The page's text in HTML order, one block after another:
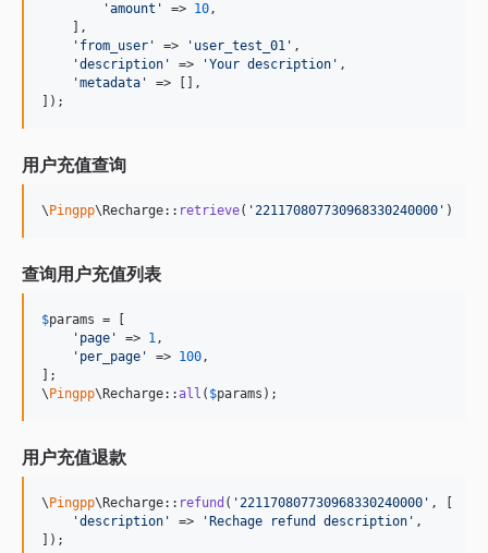
'amount ' => 10,
    ],
' from_user ' => ' user_test_01 ' ,
'description ' => 'Your description ' ,
'metadata '
=> [],
]);
用户充值查询
\ Pingpp\Recharge:: retrieve( '221170807730968330240000 ' )
查询用户充值列表
$params = [
' page ' => 1,
' per_page ' => 100,
];
\ Pingpp\Recharge::all ( $params );
用户充值退款
\ Pingpp\Recharge:: refund ( '221170807730968330240000 ' , [
'description ' => ' Rechage refund description ' ,
]);